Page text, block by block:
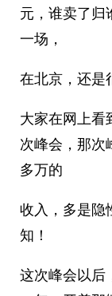
元，谁卖了归
一场，
在北京，还是
大家在网上看
次峰会，那次
多万的
收入，多是隐
知！
这次峰会以后